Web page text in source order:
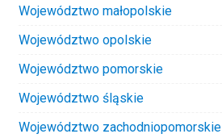
Województwo małopolskie
Województwo opolskie
Województwo pomorskie
Województwo śląskie
Województwo zachodniopomorskie